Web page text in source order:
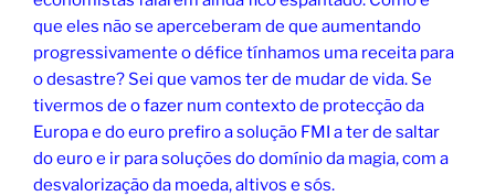
que eles não se aperceberam de que aumentando
progressivamente o défice tínhamos uma receita para
o desastre? Sei que vamos ter de mudar de vida. Se
tivermos de o fazer num contexto de protecção da
Europa e do euro prefiro a solução FMI a ter de saltar
do euro e ir para soluções do domínio da magia, com a
desvalorização da moeda, altivos e sós.